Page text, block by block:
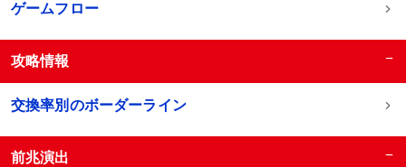
ゲームフロー
攻略情報 −
交換率別のボーダーライン
前兆演出 −